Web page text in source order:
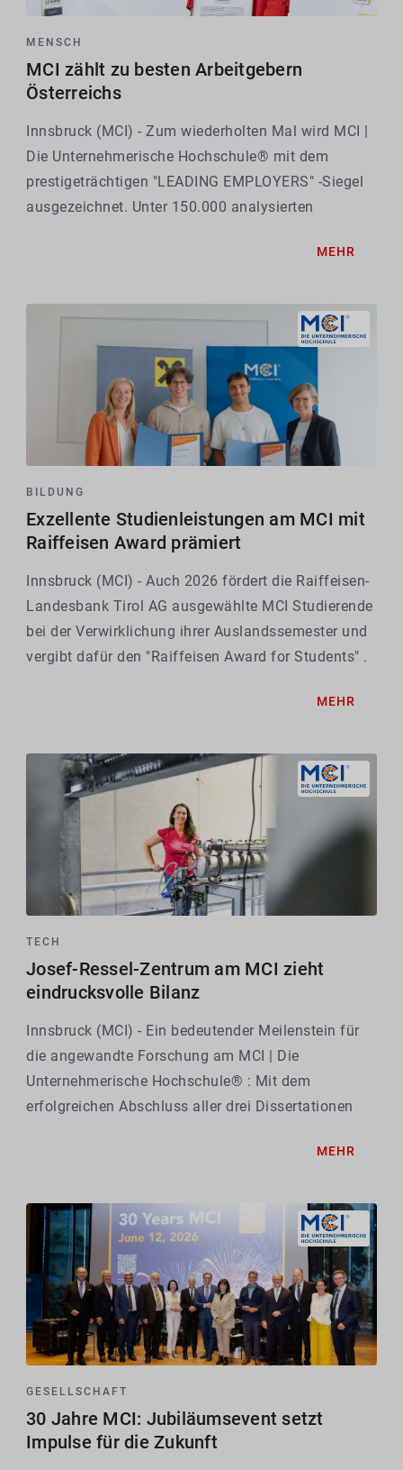
MENSCH
MCI zählt zu besten Arbeitgebern
Österreichs
Innsbruck (MCI) - Zum wiederholten Mal wird MCI |
Die Unternehmerische Hochschule® mit dem
prestigeträchtigen "LEADING EMPLOYERS" -Siegel
ausgezeichnet. Unter 150.000 analysierten
MEHR
BILDUNG
Exzellente Studienleistungen am MCI mit
Raiffeisen Award prämiert
Innsbruck (MCI) - Auch 2026 fördert die Raiffeisen-
Landesbank Tirol AG ausgewählte MCI Studierende
bei der Verwirklichung ihrer Auslandssemester und
vergibt dafür den "Raiffeisen Award for Students" .
werden herausragende Studienleistungen und...
MEHR
TECH
Josef-Ressel-Zentrum am MCI zieht
eindrucksvolle Bilanz
Innsbruck (MCI) - Ein bedeutender Meilenstein für
die angewandte Forschung am MCI | Die
Unternehmerische Hochschule® : Mit dem
erfolgreichen Abschluss aller drei Dissertationen
MEHR
GESELLSCHAFT
30 Jahre MCI: Jubiläumsevent setzt
Impulse für die Zukunft